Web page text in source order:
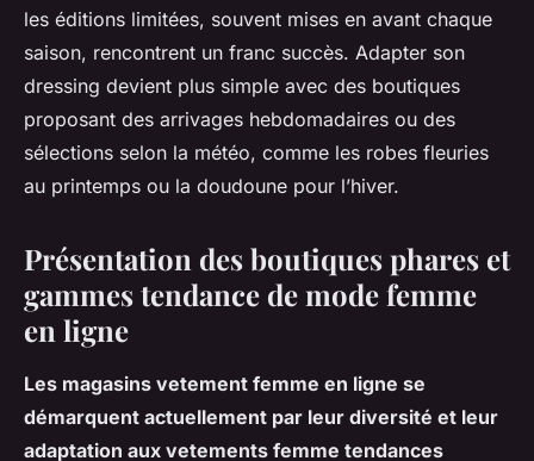
les éditions limitées, souvent mises en avant chaque
saison, rencontrent un franc succès. Adapter son
dressing devient plus simple avec des boutiques
proposant des arrivages hebdomadaires ou des
sélections selon la météo, comme les robes fleuries
au printemps ou la doudoune pour l’hiver.
Présentation des boutiques phares et
gammes tendance de mode femme
en ligne
Les magasins vetement femme en ligne se
démarquent actuellement par leur diversité et leur
adaptation aux vetements femme tendances